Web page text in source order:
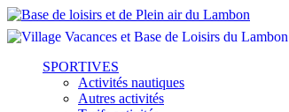
SPORTIVES
Activités nautiques
Autres activités